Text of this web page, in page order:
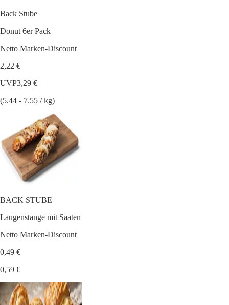
Back Stube
Donut 6er Pack
Netto Marken-Discount
2,22 €
UVP3,29 €
(5.44 - 7.55 / kg)
BACK STUBE
Laugenstange mit Saaten
Netto Marken-Discount
0,49 €
0,59 €